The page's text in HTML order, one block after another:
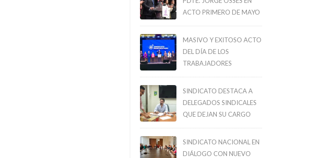
ACTO PRIMERO DE MAYO
MASIVO Y EXITOSO ACTO
DEL DÍA DE LOS
TRABAJADORES
SINDICATO DESTACA A
DELEGADOS SINDICALES
QUE DEJAN SU CARGO
SINDICATO NACIONAL EN
DIÁLOGO CON NUEVO